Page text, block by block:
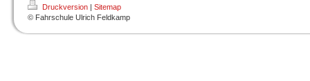
Druckversion | Sitemap
© Fahrschule Ulrich Feldkamp